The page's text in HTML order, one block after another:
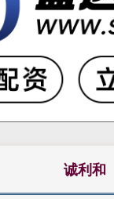
诚利和